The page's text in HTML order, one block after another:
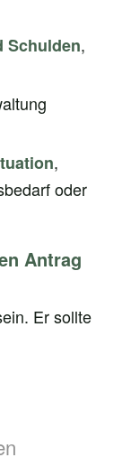
Schulden,
,
oder
Antrag
Er sollte